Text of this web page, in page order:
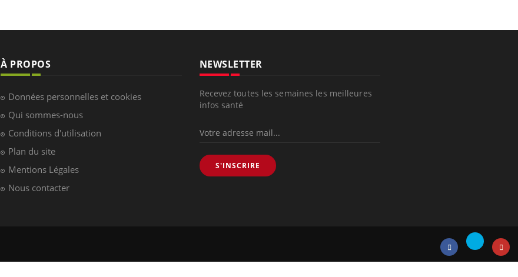
À PROPOS
Données personnelles et cookies
Qui sommes-nous
Conditions d'utilisation
Plan du site
Mentions Légales
Nous contacter
NEWSLETTER
Recevez toutes les semaines les meilleures
infos santé
S'INSCRIRE
Facebook
Twitter